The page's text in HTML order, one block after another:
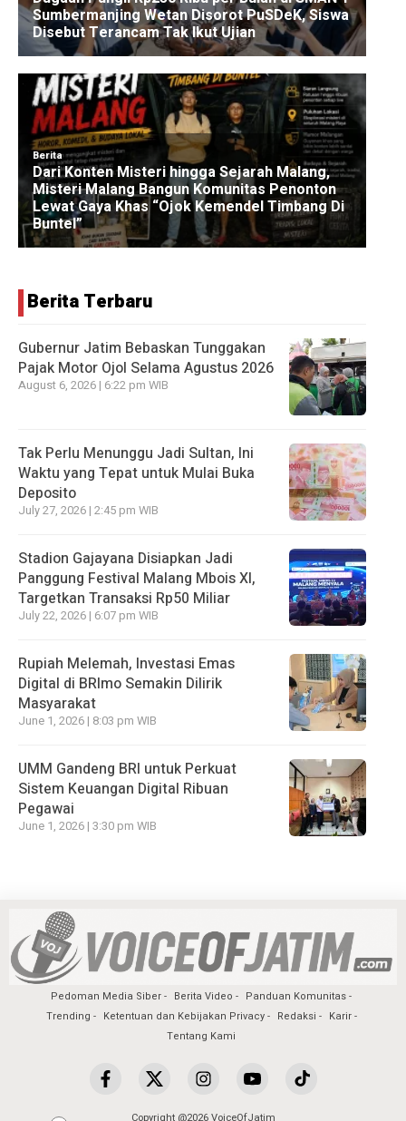
Berita Terbaru
Gubernur Jatim Bebaskan Tunggakan
Pajak Motor Ojol Selama Agustus 2026
August 6, 2026 | 6:22 pm WIB
Tak Perlu Menunggu Jadi Sultan, Ini
Waktu yang Tepat untuk Mulai Buka
Deposito
July 27, 2026 | 2:45 pm WIB
Stadion Gajayana Disiapkan Jadi
Panggung Festival Malang Mbois XI,
Targetkan Transaksi Rp50 Miliar
July 22, 2026 | 6:07 pm WIB
Rupiah Melemah, Investasi Emas
Digital di BRImo Semakin Dilirik
Masyarakat
June 1, 2026 | 8:03 pm WIB
UMM Gandeng BRI untuk Perkuat
Sistem Keuangan Digital Ribuan
Pegawai
June 1, 2026 | 3:30 pm WIB
Pedoman Media Siber Berita Video
Panduan Komunitas
Trending
Ketentuan dan Kebijakan Privacy Redaksi
Karir
Tentang Kami
Copyright @2026 VoiceOfJatim